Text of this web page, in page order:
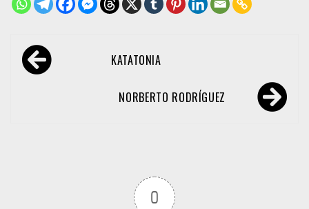
Navegación
de KATATONIA
NORBERTO RODRÍGUEZ
0